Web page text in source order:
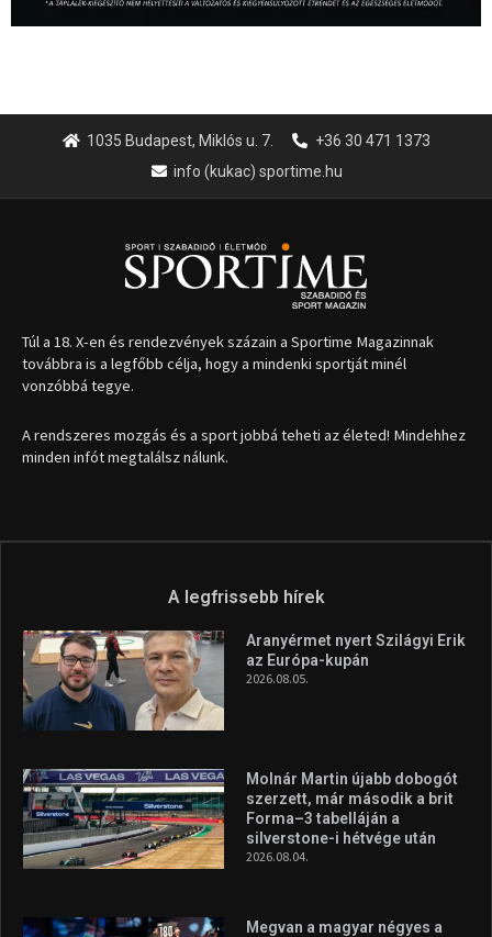
1035 Budapest, Miklós u. 7.
+36 30 471 1373
info (kukac) sportime.hu
Túl a 18. X-en és rendezvények százain a Sportime Magazinnak
továbbra is a legfőbb célja, hogy a mindenki sportját minél
vonzóbbá tegye.
A rendszeres mozgás és a sport jobbá teheti az életed! Mindehhez
minden infót megtalálsz nálunk.
A legfrissebb hírek
Aranyérmet nyert Szilágyi Erik
az Európa-kupán
2026.08.05.
Molnár Martin újabb dobogót
szerzett, már második a brit
Forma–3 tabelláján a
silverstone-i hétvége után
2026.08.04.
Megvan a magyar négyes a